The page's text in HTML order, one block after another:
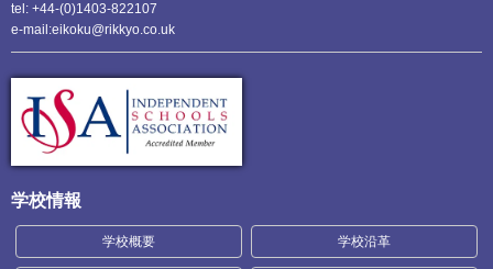
tel: +44-(0)1403-822107
e-mail:eikoku@rikkyo.co.uk
学校情報
学校概要 学校沿革